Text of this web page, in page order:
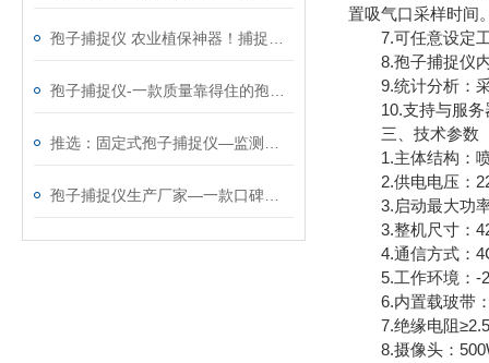
置吸气口采样时间
7.可任意设定工
8.孢子捕捉仪内
9.统计分析：采
10.支持与服务
三、技术参数
1.主体结构：
2.供电电压：
3.启动最大功率
3.整机尺寸：
4.通信方式：4G
5.工作环境：-
6.内置载玻带：
7.绝缘电阻
8.摄像头：